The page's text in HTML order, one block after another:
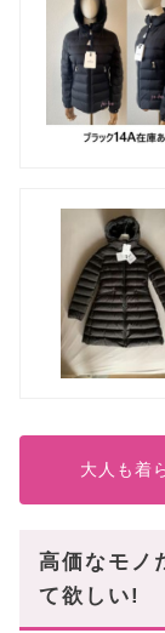
大人も着
高価なモノ
て欲しい!